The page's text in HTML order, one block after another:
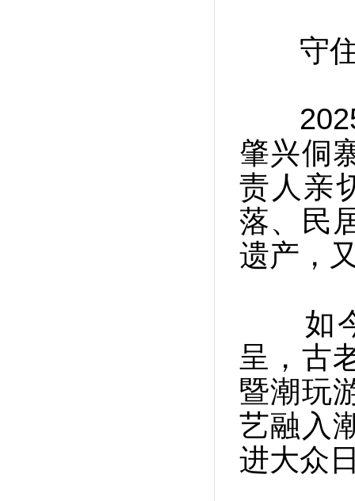
守住
2025
肇兴侗
责人亲
落、民
遗产，
如今
呈，古
暨潮玩
艺融入
进大众